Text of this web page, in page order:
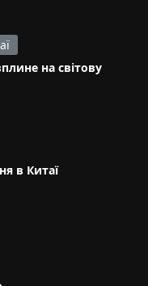
на світову
в Китаї